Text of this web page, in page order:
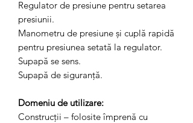
Regulator de presiune pentru setarea
presiunii.
Manometru de presiune și cuplă rapidă
pentru presiunea setată la regulator.
Supapă se sens.
Supapă de siguranță.
Domeniu de utilizare:
Construcții – folosite împrenă cu